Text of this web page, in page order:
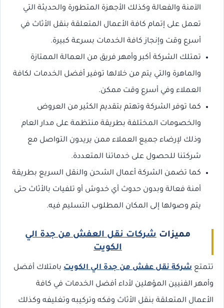
الآمنة والفعالة وكذلك الأجهزة المتطورة والحديثة التي
تعمل على إتمام كافة الأعمال المتعلقة بنقل الأثاث في
أسرع وقت وإنجاز كافة الخدمات بسرعة كبيرة.
تمتلك الشركة أكبر وأمهر فريق من العمالة الممتازة
والماهرة والتي يتم من خلالها توفير أفضل الخدمات لكافة
العملاء وفي أسرع وقت ممكن.
كما توفر الشركة وتهتم بتقديم الكثير من العروض
والخصومات المختلفة بطريقة منتظمة على مدار العام
وذلك لإرضاء جميع العملاء ممن يريدون التواصل مع
شركتنا للحصول على خدماتنا المتعددة.
كما تضمن الشركة أعمال الشحن والنقل السريع بطريقة
أمنة فعالة وبدون حدوث أي خدوش أو تلفيات بالأثاث حتى
يتم وصولها إلى المكان المطلوب التسليم فيه.
مميزات شركات نقل العفش من جدة الي
الكويت
تتمتع شركة نقل عفش من جدة الي الكويت بامتلاك أفضل
وأمهر الفنيين المؤهلين لأداء أفضل الخدمات في كافة
الأعمال المتعلقة بنقل الأثاث وفكه وتركيبه وتغليفه وكذلك